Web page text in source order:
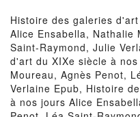
Histoire des galeries
Alice Ensabella, Nathalie
Saint-Raymond, Julie
d'art du XIXe siècle à
Moureau, Agnès Penot,
Verlaine Epub, Histoire
à nos jours Alice